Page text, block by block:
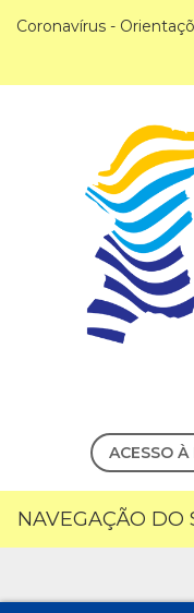
Coronavírus -
ACESSO
NAVEGAÇÃO DO